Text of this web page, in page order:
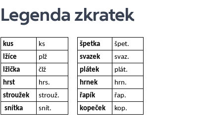
Legenda zkratek
kus ks špetka
špet.
lžíce
plž svazek
svaz.
lžička
člž plátek
plát.
hrst
hrs. hrnek
hrn.
stroužek
strouž. řapík
řap.
snítka
snít. kopeček kop.